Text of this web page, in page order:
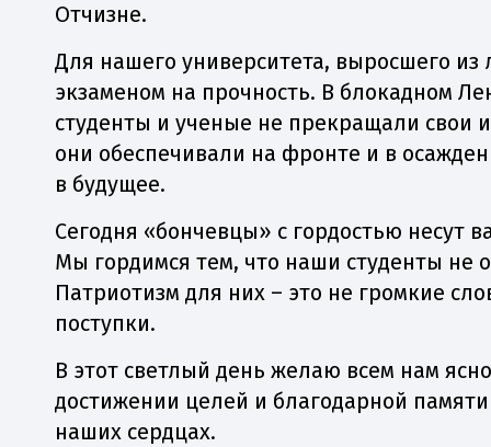
Отчизне.
Для нашего университета, выросшего
экзаменом на прочность. В блокадном
студенты и ученые не прекращали свои
они обеспечивали на фронте и в
в будущее.
Сегодня «бончевцы» с гордостью несут
Мы гордимся тем, что наши студенты не
Патриотизм для них – это не громкие
поступки.
В этот светлый день желаю всем нам
достижении целей и благодарной
наших сердцах.